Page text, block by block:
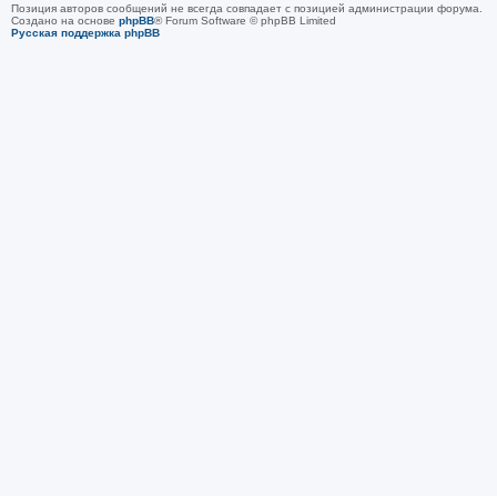
Позиция авторов сообщений не всегда совпадает с позицией администрации форума.
Создано на основе phpBB® Forum Software © phpBB Limited
Русская поддержка phpBB